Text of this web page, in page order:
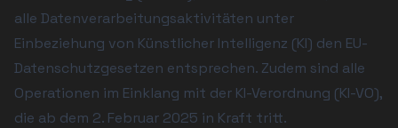
alle Datenverarbeitungsaktivitäten unter
Einbeziehung von Künstlicher Intelligenz (KI) den EU-
Datenschutzgesetzen entsprechen. Zudem sind alle
Operationen im Einklang mit der KI-Verordnung (KI-VO),
die ab dem 2. Februar 2025 in Kraft tritt.